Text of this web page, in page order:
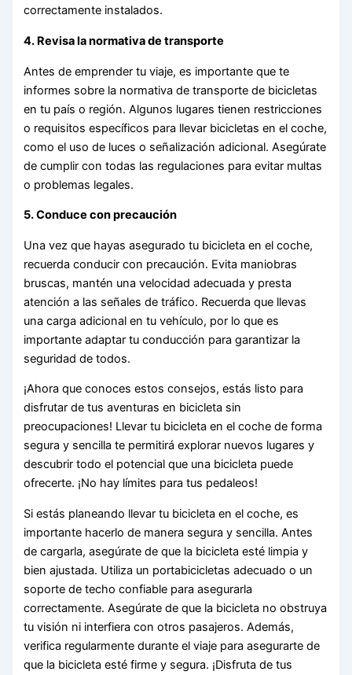
correctamente instalados.
4. Revisa la normativa de transporte
Antes de emprender tu viaje, es importante que te
informes sobre la normativa de transporte de bicicletas
en tu país o región. Algunos lugares tienen restricciones
o requisitos específicos para llevar bicicletas en el coche,
como el uso de luces o señalización adicional. Asegúrate
de cumplir con todas las regulaciones para evitar multas
o problemas legales.
5. Conduce con precaución
Una vez que hayas asegurado tu bicicleta en el coche,
recuerda conducir con precaución. Evita maniobras
bruscas, mantén una velocidad adecuada y presta
atención a las señales de tráfico. Recuerda que llevas
una carga adicional en tu vehículo, por lo que es
importante adaptar tu conducción para garantizar la
seguridad de todos.
¡Ahora que conoces estos consejos, estás listo para
disfrutar de tus aventuras en bicicleta sin
preocupaciones! Llevar tu bicicleta en el coche de forma
segura y sencilla te permitirá explorar nuevos lugares y
descubrir todo el potencial que una bicicleta puede
ofrecerte. ¡No hay límites para tus pedaleos!
Si estás planeando llevar tu bicicleta en el coche, es
importante hacerlo de manera segura y sencilla. Antes
de cargarla, asegúrate de que la bicicleta esté limpia y
bien ajustada. Utiliza un portabicicletas adecuado o un
soporte de techo confiable para asegurarla
correctamente. Asegúrate de que la bicicleta no obstruya
tu visión ni interfiera con otros pasajeros. Además,
verifica regularmente durante el viaje para asegurarte de
que la bicicleta esté firme y segura. ¡Disfruta de tus